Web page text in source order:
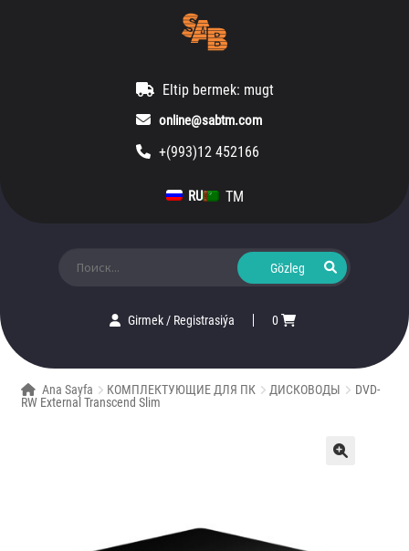
Eltip bermek: mugt
online@sabtm.com
+(993)12 452166
RU TM
Girmek/ Registrasiýa 0
Ana Sayfa КОМПЛЕКТУЮЩИЕ ДЛЯ ПК ДИСКОВОДЫ
DVD-
RW External Transcend Slim